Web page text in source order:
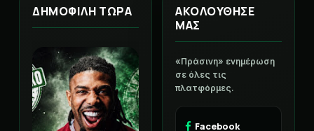
ΔΗΜΟΦΙΛΗ ΤΩΡΑ
ΑΚΟΛΟΥΘΗΣΕ
ΜΑΣ
«Πράσινη» ενημέρωση
σε όλες τις
πλατφόρμες.
Facebook